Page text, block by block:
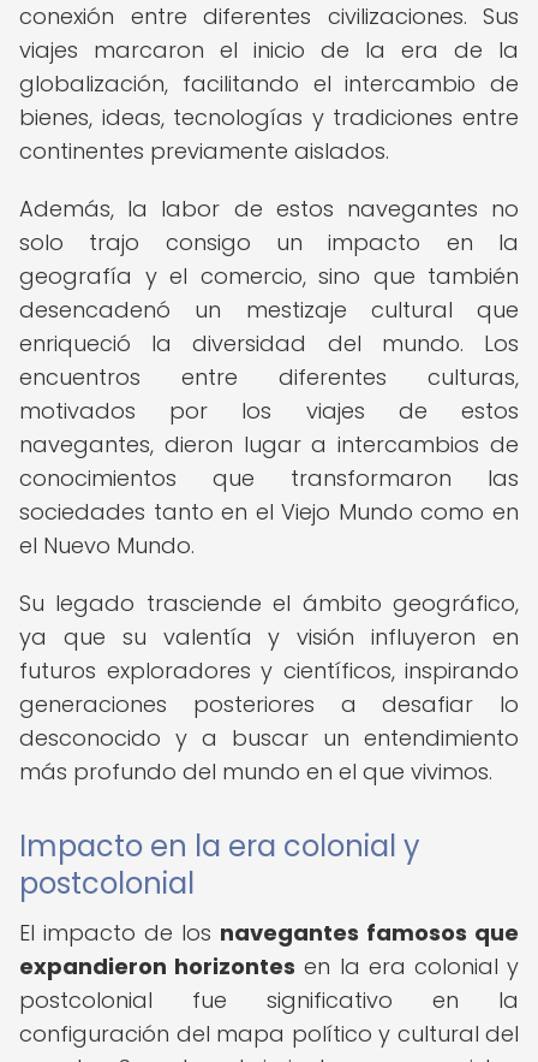
conexión entre diferentes civilizaciones. Sus
viajes marcaron el inicio de la era de la
globalización, facilitando el intercambio de
bienes, ideas, tecnologías y tradiciones entre
continentes previamente aislados.
Además, la labor de estos navegantes no
solo trajo consigo un impacto en la
geografía y el comercio, sino que también
desencadenó un mestizaje cultural que
enriqueció la diversidad del mundo. Los
encuentros entre diferentes culturas,
motivados por los viajes de estos
navegantes, dieron lugar a intercambios de
conocimientos que transformaron las
sociedades tanto en el Viejo Mundo como en
el Nuevo Mundo.
Su legado trasciende el ámbito geográfico,
ya que su valentía y visión influyeron en
futuros exploradores y científicos, inspirando
generaciones posteriores a desafiar lo
desconocido y a buscar un entendimiento
más profundo del mundo en el que vivimos.
Impacto en la era colonial y
postcolonial
El impacto de los navegantes famosos que
expandieron horizontes en la era colonial y
postcolonial fue significativo en la
configuración del mapa político y cultural del